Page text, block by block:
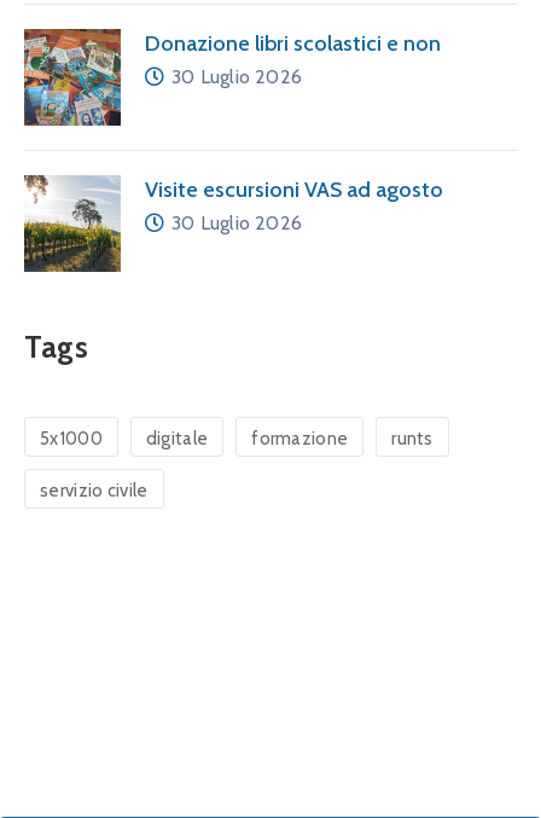
Donazione libri scolastici e non
30 Luglio 2026
Visite escursioni VAS ad agosto
30 Luglio 2026
Tags
5x1000 digitale formazione runts
servizio civile